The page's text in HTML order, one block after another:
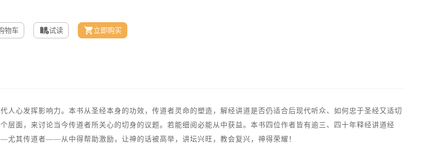
物车 试读 立即购买
人心发挥影响力。本书从圣经本身的功效，传道者灵命的塑造，解经讲道是否仍适合后现代听众、如何忠于圣经又适切
层面，来讨论当今传道者所关心的切身的议题。若能细阅必能从中获益。本书四位作者皆有逾三、四十年释经讲道经
尤其传道者——从中得帮助激励，让神的话被高举，讲坛兴旺，教会复兴，神得荣耀！